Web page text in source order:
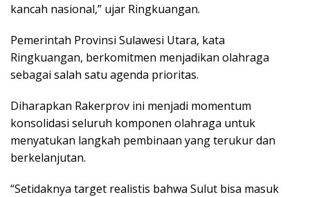
kancah nasional,” ujar Ringkuangan.
Pemerintah Provinsi Sulawesi Utara, kata
Ringkuangan, berkomitmen menjadikan olahraga
sebagai salah satu agenda prioritas.
Diharapkan Rakerprov ini menjadi momentum
konsolidasi seluruh komponen olahraga untuk
menyatukan langkah pembinaan yang terukur dan
berkelanjutan.
“Setidaknya target realistis bahwa Sulut bisa masuk